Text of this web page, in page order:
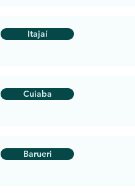
Itajaí
Cuiaba
Barueri